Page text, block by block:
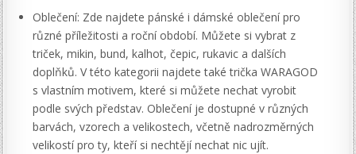
Oblečení: Zde najdete pánské i dámské oblečení pro
různé příležitosti a roční období. Můžete si vybrat z
triček, mikin, bund, kalhot, čepic, rukavic a dalších
doplňků. V této kategorii najdete také trička WARAGOD
s vlastním motivem, které si můžete nechat vyrobit
podle svých představ. Oblečení je dostupné v různých
barvách, vzorech a velikostech, včetně nadrozměrných
velikostí pro ty, kteří si nechtějí nechat nic ujít.